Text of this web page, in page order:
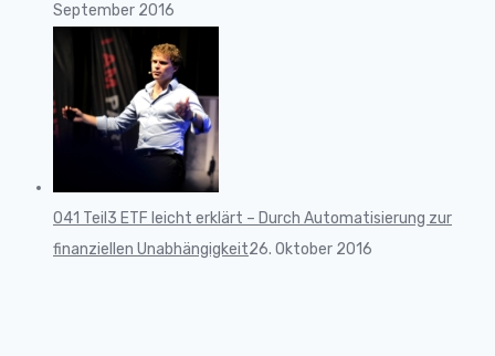
September 2016
041 Teil3 ETF leicht erklärt – Durch Automatisierung zur
finanziellen Unabhängigkeit26. Oktober 2016